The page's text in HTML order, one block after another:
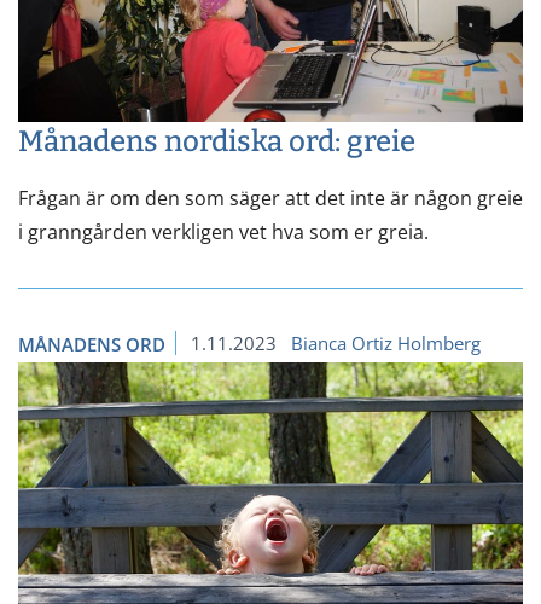
Månadens nordiska ord: greie
Frågan är om den som säger att det inte är någon greie
i granngården verkligen vet hva som er greia.
MÅNADENS ORD 1.11.2023 Bianca Ortiz Holmberg